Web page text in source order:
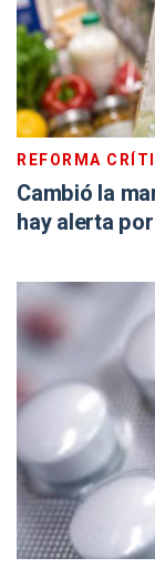
REFORMA
Cambió la
hay alerta